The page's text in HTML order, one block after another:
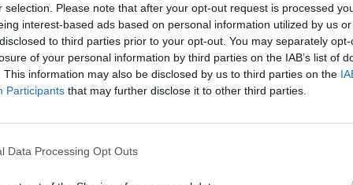
selection. Please note that after your opt-out request is processed
interest-based ads based on personal information utilized by us
to third parties prior to your opt-out. You may separately
of your personal information by third parties on the IAB’s list of
This information may also be disclosed by us to third parties on the
Participants that may further disclose it to other third parties.
Data Processing Opt Outs
- Advertisement -
este atributul preşedintelui, iar Iohannis nu mai are
de PSD şi aliaţii săi, pentru că ar dezavantaja